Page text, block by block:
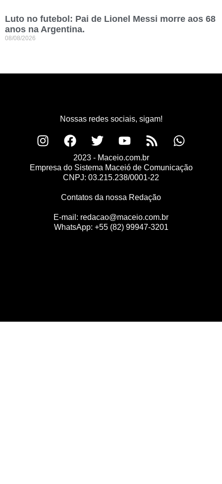
Luto no futebol: Pai de Lionel Messi morre aos 68
anos na Argentina.
08/08/2026
Nossas redes sociais, sigam!
2023 - Maceio.com.br
Empresa do Sistema Maceió de Comunicação
CNPJ: 03.215.238/0001-22
Contatos da nossa Redação
E-mail: redacao@maceio.com.br
WhatsApp: +55 (82) 99947-3201